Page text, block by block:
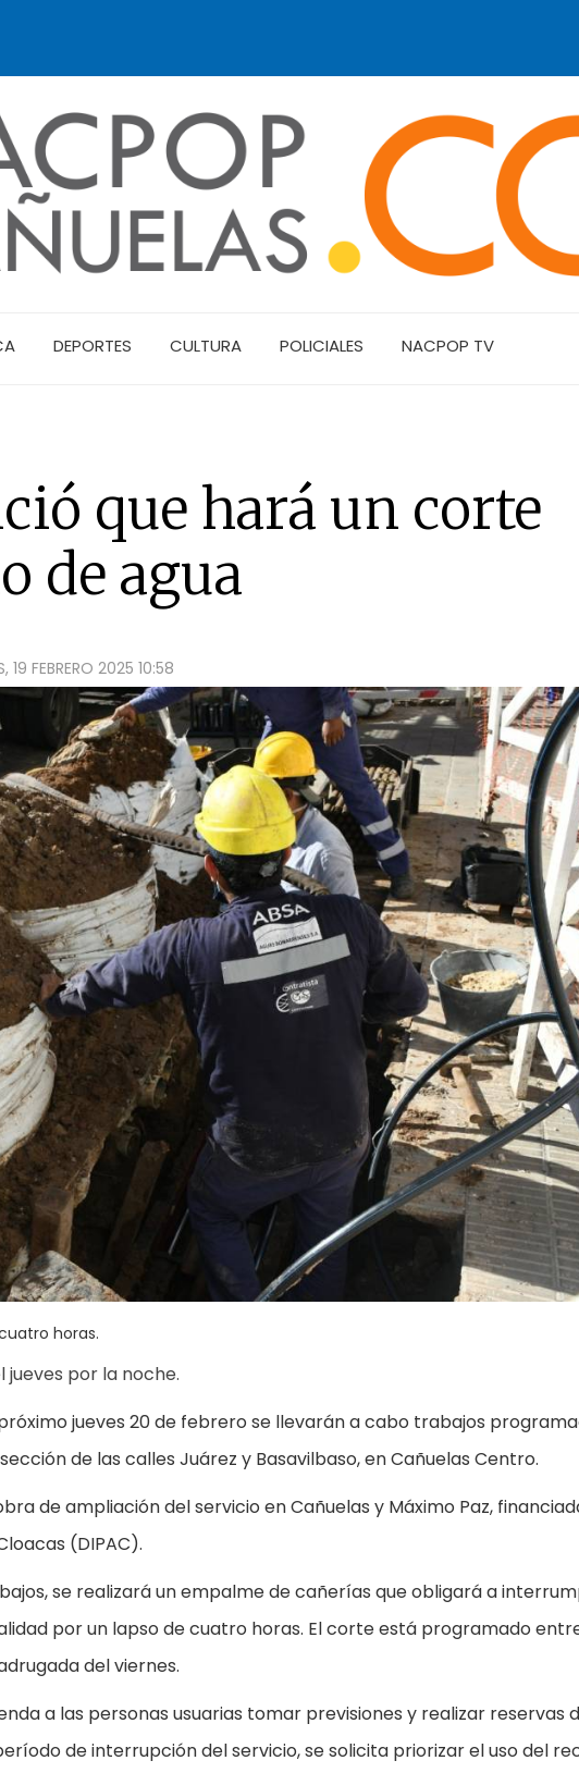
DEPORTES CULTURA POLICIALES NACPOP TV
que hará un corte
de agua
19 FEBRERO 2025 10:58
horas.
jueves por la noche.
jueves 20 de febrero se llevarán a cabo trabajos
de las calles Juárez y Basavilbaso, en Cañuelas Centro.
de ampliación del servicio en Cañuelas y Máximo Paz,
(DIPAC).
se realizará un empalme de cañerías que obligará a
por un lapso de cuatro horas. El corte está programado
del viernes.
a las personas usuarias tomar previsiones y realizar reservas
de interrupción del servicio, se solicita priorizar el uso del